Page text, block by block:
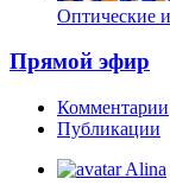
Оптические
Прямой эфир
Комментарии
Публикации
Alina